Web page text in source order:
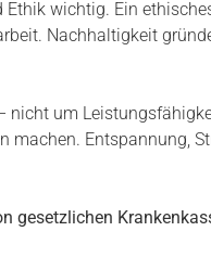
wichtig. Ein
Nachhaltigkeit
um
Entspannung,
gesetzlichen